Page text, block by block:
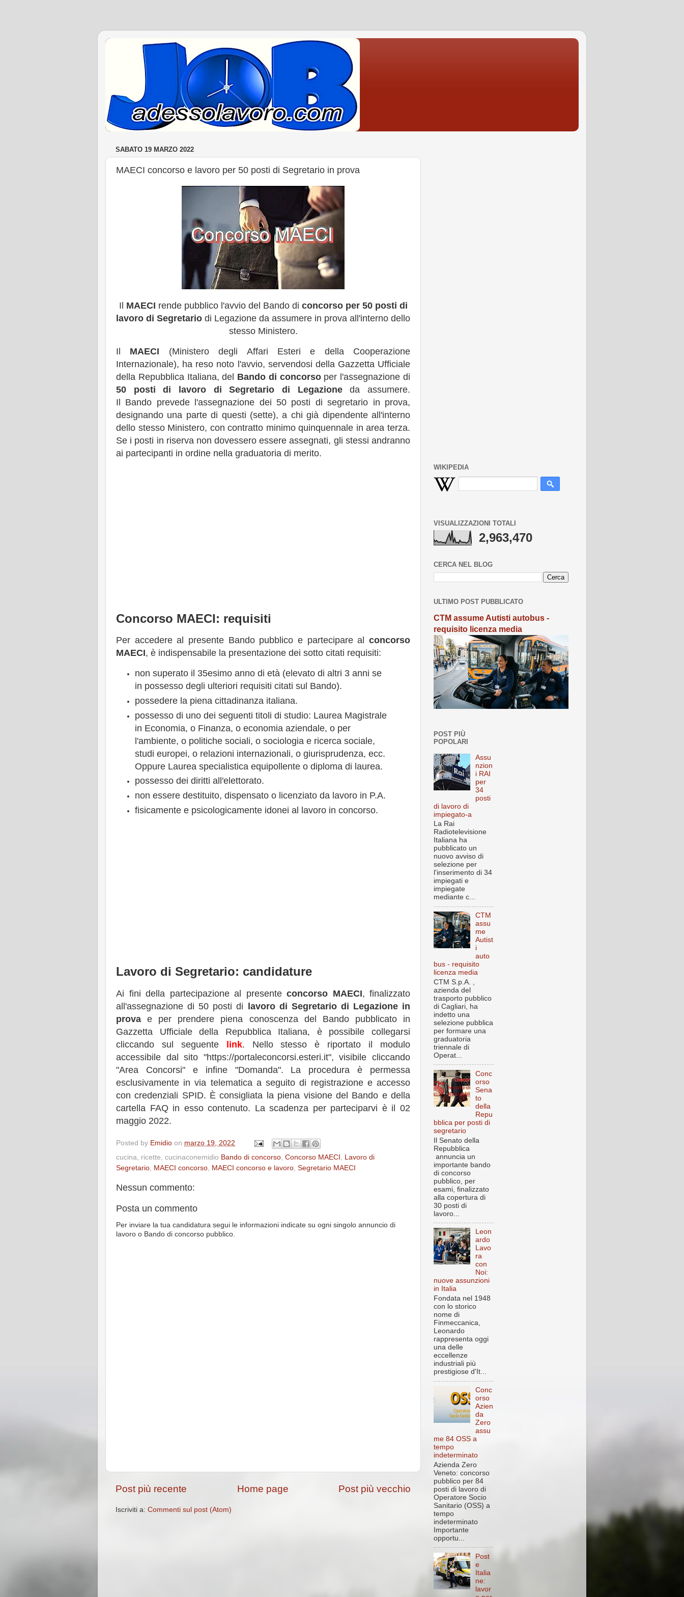
SABATO 19 MARZO 2022
MAECI concorso e lavoro per 50 posti di Segretario in prova
Il MAECI rende pubblico l'avvio del Bando di concorso per 50 posti di
lavoro di Segretario di Legazione da assumere in prova all'interno dello
stesso Ministero.
Il MAECI (Ministero degli Affari Esteri e della Cooperazione
Internazionale), ha reso noto l'avvio, servendosi della Gazzetta Ufficiale
della Repubblica Italiana, del Bando di concorsoper l'assegnazione di
50 posti di lavoro di Segretario di Legazioneda assumere.
Il Bando prevede l'assegnazione dei 50 posti di segretario in prova,
designando una parte di questi (sette), a chi già dipendente all'interno
dello stesso Ministero, con contratto minimo quinquennale in area terza.
Se i posti in riserva non dovessero essere assegnati, gli stessi andranno
ai partecipanti in ordine nella graduatoria di merito.
Concorso MAECI: requisiti
Per accedere al presente Bando pubblico e partecipare al concorso
MAECI, è indispensabile la presentazione dei sotto citati requisiti:
non superato il 35esimo anno di età (elevato di altri 3 anni se
in possesso degli ulteriori requisiti citati sul Bando).
possedere la piena cittadinanza italiana.
possesso di uno dei seguenti titoli di studio: Laurea Magistrale
in Economia, o Finanza, o economia aziendale, o per
l'ambiente, o politiche sociali, o sociologia e ricerca sociale,
studi europei, o relazioni internazionali, o giurisprudenza, ecc.
Oppure Laurea specialistica equipollente o diploma di laurea.
possesso dei diritti all'elettorato.
non essere destituito, dispensato o licenziato da lavoro in P.A.
fisicamente e psicologicamente idonei al lavoro in concorso.
Lavoro di Segretario: candidature
Ai fini della partecipazione al presente concorso MAECI, finalizzato
all'assegnazione di 50 posti di
lavoro di Segretario di Legazione in
prova e per prendere piena conoscenza del Bando pubblicato in
Gazzetta Ufficiale della Repubblica Italiana, è possibile collegarsi
cliccando sul seguente
link. Nello stesso è riportato il modulo
accessibile dal sito "https://portaleconcorsi.esteri.it", visibile cliccando
"Area Concorsi" e infine "Domanda". La procedura è permessa
esclusivamente in via telematica a seguito di registrazione e accesso
con credenziali SPID. È consigliata la piena visione del Bando e della
cartella FAQ in esso contenuto. La scadenza per parteciparvi è il 02
maggio 2022.
Posted by Emidio on marzo 19, 2022
cucina, ricette, cucinaconemidio Bando di concorso Concorso MAECI
Lavoro di
Segretario MAECI concorso MAECI concorso e lavoro Segretario MAECI
Nessun commento:
Posta un commento
Per inviare la tua candidatura segui le informazioni indicate su ogni singolo annuncio di
lavoro o Bando di concorso pubblico.
Post più recente Post più vecchio
Home page
Iscriviti a: Commenti sul post (Atom)
WIKIPEDIA
VISUALIZZAZIONI TOTALI
2,963,470
CERCA NEL BLOG
ULTIMO POST PUBBLICATO
CTM assume Autisti autobus -
requisito licenza media
POST PIÙ
POPOLARI
Assu
nzion
i RAI
per
34
posti
di lavoro di
impiegato-a
La Rai
Radiotelevisione
Italiana ha
pubblicato un
nuovo avviso di
selezione per
l'inserimento di 34
impiegati e
impiegate
mediante c...
CTM
assu
me
Autist
i
auto
bus - requisito
licenza media
CTM S.p.A. ,
azienda del
trasporto pubblico
di Cagliari, ha
indetto una
selezione pubblica
per formare una
graduatoria
triennale di
Operat...
Conc
orso
Sena
to
della
Repu
bblica per posti di
segretario
Il Senato della
Repubblica
annuncia un
importante bando
di concorso
pubblico, per
esami, finalizzato
alla copertura di
30 posti di
lavoro...
Leon
ardo
Lavo
ra
con
Noi:
nuove assunzioni
in Italia
Fondata nel 1948
con lo storico
nome di
Finmeccanica,
Leonardo
rappresenta oggi
una delle
eccellenze
industriali più
prestigiose d'It...
Conc
orso
Azien
da
Zero
assu
me 84 OSS a
tempo
indeterminato
Azienda Zero
Veneto: concorso
pubblico per 84
posti di lavoro di
Operatore Socio
Sanitario (OSS) a
tempo
indeterminato
Importante
opportu...
Post
e
Italia
ne:
lavor